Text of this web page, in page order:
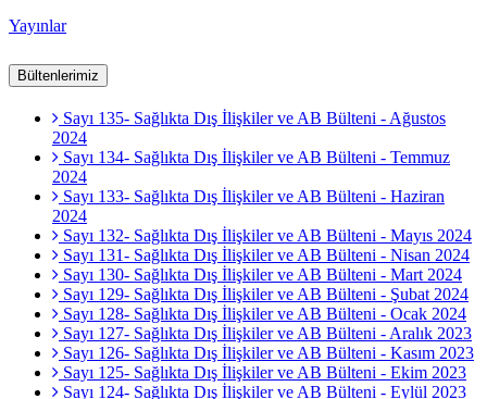
Yayınlar
Bültenlerimiz
Sayı 135- Sağlıkta Dış İlişkiler ve AB Bülteni - Ağustos
2024
Sayı 134- Sağlıkta Dış İlişkiler ve AB Bülteni - Temmuz
2024
Sayı 133- Sağlıkta Dış İlişkiler ve AB Bülteni - Haziran
2024
Sayı 132- Sağlıkta Dış İlişkiler ve AB Bülteni - Mayıs 2024
Sayı 131- Sağlıkta Dış İlişkiler ve AB Bülteni - Nisan 2024
Sayı 130- Sağlıkta Dış İlişkiler ve AB Bülteni - Mart 2024
Sayı 129- Sağlıkta Dış İlişkiler ve AB Bülteni - Şubat 2024
Sayı 128- Sağlıkta Dış İlişkiler ve AB Bülteni - Ocak 2024
Sayı 127- Sağlıkta Dış İlişkiler ve AB Bülteni - Aralık 2023
Sayı 126- Sağlıkta Dış İlişkiler ve AB Bülteni - Kasım 2023
Sayı 125- Sağlıkta Dış İlişkiler ve AB Bülteni - Ekim 2023
Sayı 124- Sağlıkta Dış İlişkiler ve AB Bülteni - Eylül 2023